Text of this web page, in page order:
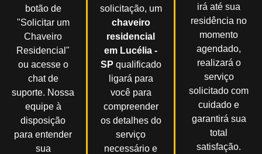
botão de
"Solicitar um
Chaveiro
Residencial"
ou acesse o
chat de
suporte. Nossa
equipe à
disposição
para entender
sua
solicitação, um
chaveiro
residencial
em Lucélia -
SP qualificado
ligará para
você para
compreender
os detalhes do
serviço
necessário e
irá até sua
residência no
momento
agendado,
realizará o
serviço
solicitado com
cuidado e
garantirá sua
total
satisfação.